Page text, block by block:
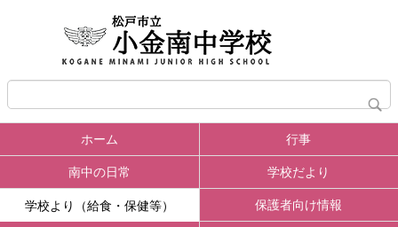
ホーム 行事
南中の日常 学校だより
学校より（給食・保健等） 保護者向け情報